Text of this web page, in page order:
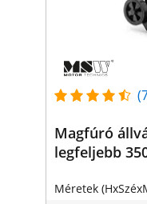
Magfúró
legfeljebb
Méretek